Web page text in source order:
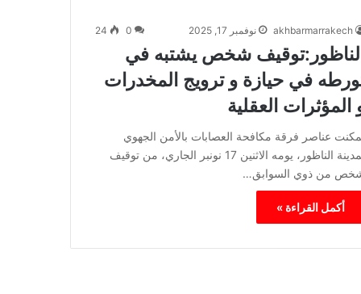
akhbarmarrakech نوفمبر 17, 2025 0
24
الناظور:توقيف شخص يشتبه في
في حيازة و ترويج المخدرات
المؤثرات العقلية
عناصر فرقة مكافحة العصابات بالأمن الجهوي
بمدينة الناظور، يومه الاثنين 17 نونبر الجاري، من توقيف
من ذوي السوابق…
أكمل القراءة »